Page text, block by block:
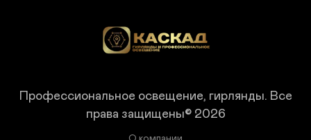
Профессиональное освещение, гирлянды. Все
права защищены© 2026